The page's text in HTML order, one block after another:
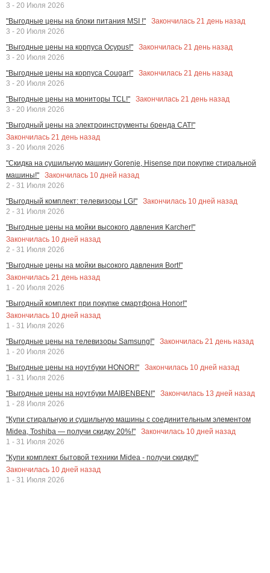
3 - 20 Июля 2026
"Выгодные цены на блоки питания MSI !"
Закончилась 21 день назад
3 - 20 Июля 2026
"Выгодные цены на корпуса Ocypus!"
Закончилась 21 день назад
3 - 20 Июля 2026
"Выгодные цены на корпуса Cougar!"
Закончилась 21 день назад
3 - 20 Июля 2026
"Выгодные цены на мониторы TCL!"
Закончилась 21 день назад
3 - 20 Июля 2026
"Выгодный цены на электроинструменты бренда CAT!"
Закончилась 21 день назад
3 - 20 Июля 2026
"Скидка на сушильную машину Gorenje, Hisense при покупке стиральной
машины!"
Закончилась 10 дней назад
2 - 31 Июля 2026
"Выгодный комплект: телевизоры LG!"
Закончилась 10 дней назад
2 - 31 Июля 2026
"Выгодные цены на мойки высокого давления Karcher!"
Закончилась 10 дней назад
2 - 31 Июля 2026
"Выгодные цены на мойки высокого давления Bort!"
Закончилась 21 день назад
1 - 20 Июля 2026
"Выгодный комплект при покупке смартфона Honor!"
Закончилась 10 дней назад
1 - 31 Июля 2026
"Выгодные цены на телевизоры Samsung!"
Закончилась 21 день назад
1 - 20 Июля 2026
"Выгодные цены на ноутбуки HONOR!"
Закончилась 10 дней назад
1 - 31 Июля 2026
"Выгодные цены на ноутбуки MAIBENBEN!"
Закончилась 13 дней назад
1 - 28 Июля 2026
"Купи стиральную и сушильную машины с соединительным элементом
Midea, Toshiba — получи скидку 20%!"
Закончилась 10 дней назад
1 - 31 Июля 2026
"Купи комплект бытовой техники Midea - получи скидку!"
Закончилась 10 дней назад
1 - 31 Июля 2026